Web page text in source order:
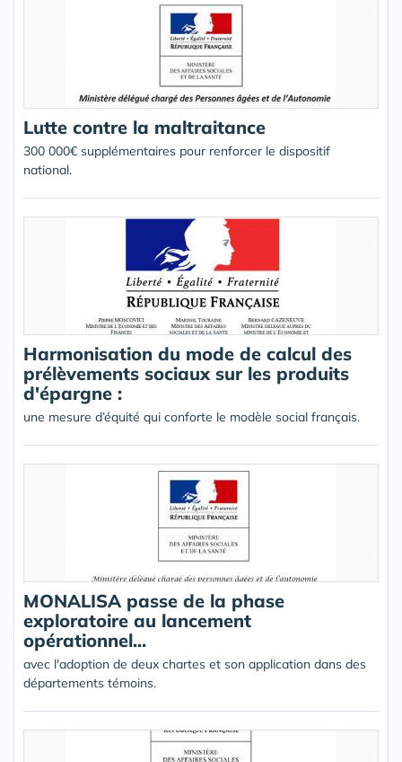
Lutte contre la maltraitance
300 000€ supplémentaires pour renforcer le dispositif
national.
Harmonisation du mode de calcul des
prélèvements sociaux sur les produits
d'épargne :
une mesure d’équité qui conforte le modèle social français.
MONALISA passe de la phase
exploratoire au lancement
opérationnel...
avec l'adoption de deux chartes et son application dans des
départements témoins.